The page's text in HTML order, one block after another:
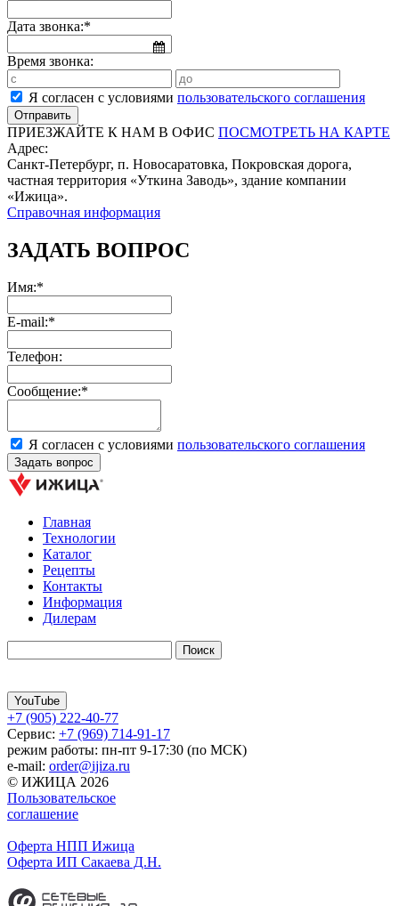
Дата звонка:*
Время звонка:
Я согласен с условиями пользовательского соглашения
ПРИЕЗЖАЙТЕ К НАМ В ОФИС ПОСМОТРЕТЬ НА КАРТЕ
Адрес:
Санкт-Петербург, п. Новосаратовка, Покровская дорога,
частная территория «Уткина Заводь», здание компании
«Ижица».
Справочная информация
ЗАДАТЬ ВОПРОС
Имя:*
E-mail:*
Телефон:
Сообщение:*
Я согласен с условиями пользовательского соглашения
Главная
Технологии
Каталог
Рецепты
Контакты
Информация
Дилерам
YouTube
+7 (905) 222-40-77
Сервис: +7 (969) 714-91-17
режим работы: пн-пт 9-17:30 (по МСК)
e-mail: order@ijiza.ru
© ИЖИЦА 2026
Пользовательское
соглашение
Оферта НПП Ижица
Оферта ИП Сакаева Д.Н.